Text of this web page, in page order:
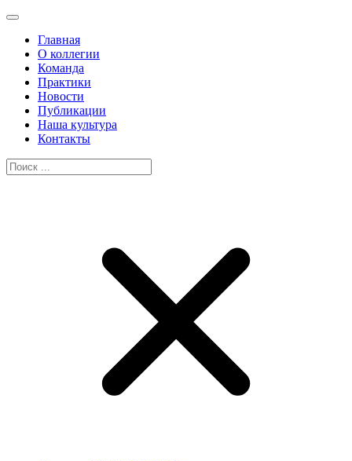
Главная
О коллегии
Команда
Практики
Новости
Публикации
Наша культура
Контакты